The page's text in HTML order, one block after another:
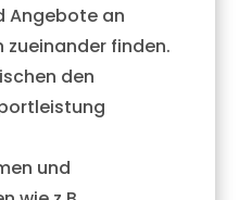
Angebote an
finden.
den
und